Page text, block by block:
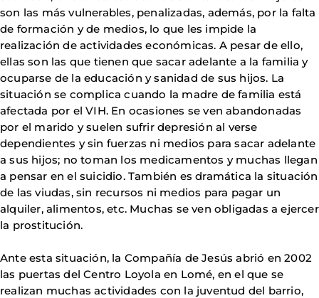
son las más vulnerables, penalizadas, además, por la falta
de formación y de medios, lo que les impide la
realización de actividades económicas. A pesar de ello,
ellas son las que tienen que sacar adelante a la familia y
ocuparse de la educación y sanidad de sus hijos. La
situación se complica cuando la madre de familia está
afectada por el VIH. En ocasiones se ven abandonadas
por el marido y suelen sufrir depresión al verse
dependientes y sin fuerzas ni medios para sacar adelante
a sus hijos; no toman los medicamentos y muchas llegan
a pensar en el suicidio. También es dramática la situación
de las viudas, sin recursos ni medios para pagar un
alquiler, alimentos, etc. Muchas se ven obligadas a ejercer
la prostitución.
Ante esta situación, la Compañía de Jesús abrió en 2002
las puertas del Centro Loyola en Lomé, en el que se
realizan muchas actividades con la juventud del barrio,